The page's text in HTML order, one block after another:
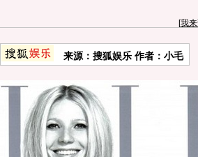
[我
来源：搜狐娱乐 作者：小毛